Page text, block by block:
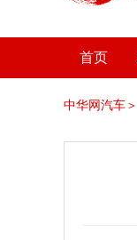
首页
中华网汽车＞